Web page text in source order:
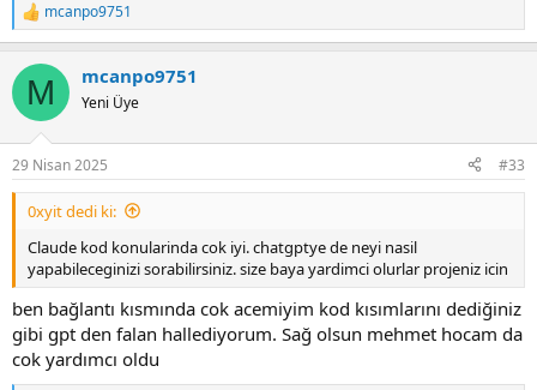
R
e
c
i
s
:
mcanpo9751
M mcanpo9751
Yeni Üye
29 Nisan 2025 #33
0xyit dedi ki:
Claude kod konularinda cok iyi. chatgptye de neyi nasil
yapabileceginizi sorabilirsiniz. size baya yardimci olurlar projeniz icin
ben bağlantı kısmında cok acemiyim kod kısımlarını dediğiniz
gibi gpt den falan hallediyorum. Sağ olsun mehmet hocam da
cok yardımcı oldu